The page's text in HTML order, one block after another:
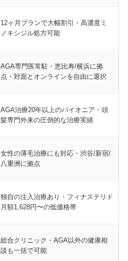
12ヶ月プランで大幅割引・高濃度ミ
ノキシジル処方可能
AGA専門医常駐・恵比寿/横浜に拠
点・対面とオンラインを自由に選択
AGA治療20年以上のパイオニア・頭
髪専門外来の圧倒的な治療実績
女性の薄毛治療にも対応・渋谷/新宿/
八重洲に拠点
独自の注入治療あり・フィナステリド
月額1,628円〜の低価格帯
総合クリニック・AGA以外の健康相
談も一括で可能